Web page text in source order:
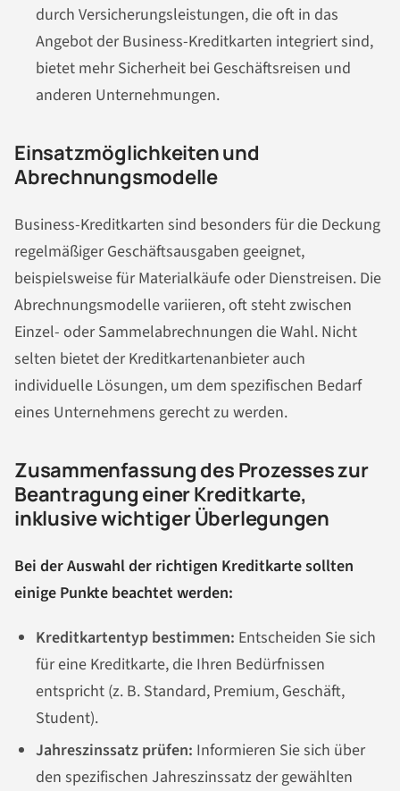
durch Versicherungsleistungen, die oft in das
Angebot der Business-Kreditkarten integriert sind,
bietet mehr Sicherheit bei Geschäftsreisen und
anderen Unternehmungen.
Einsatzmöglichkeiten und
Abrechnungsmodelle
Business-Kreditkarten sind besonders für die Deckung
regelmäßiger Geschäftsausgaben geeignet,
beispielsweise für Materialkäufe oder Dienstreisen. Die
Abrechnungsmodelle variieren, oft steht zwischen
Einzel- oder Sammelabrechnungen die Wahl. Nicht
selten bietet der Kreditkartenanbieter auch
individuelle Lösungen, um dem spezifischen Bedarf
eines Unternehmens gerecht zu werden.
Zusammenfassung des Prozesses zur
Beantragung einer Kreditkarte,
inklusive wichtiger Überlegungen
Bei der Auswahl der richtigen Kreditkarte sollten
einige Punkte beachtet werden:
Kreditkartentyp bestimmen: Entscheiden Sie sich
für eine Kreditkarte, die Ihren Bedürfnissen
entspricht (z. B. Standard, Premium, Geschäft,
Student).
Jahreszinssatz prüfen: Informieren Sie sich über
den spezifischen Jahreszinssatz der gewählten